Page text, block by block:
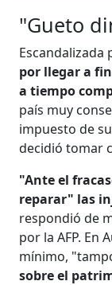
"Gueto
por llegar a
a tiempo
país muy
impuesto de
decidió tomar
"Ante el
reparar" las
respondió de
por la AFP. En
mínimo,
sobre el